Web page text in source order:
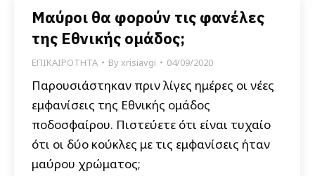
Μαύροι θα φορούν τις φανέλες
της Εθνικής ομάδος;
ΕΠΙΚΑΙΡΟΤΗΤΑ Byxrisiavgi 04/09/2020
Παρουσιάστηκαν πριν λίγες ημέρες οι νέες
εμφανίσεις της Εθνικής ομάδος
ποδοσφαίρου. Πιστεύετε ότι είναι τυχαίο
ότι οι δύο κούκλες με τις εμφανίσεις ήταν
μαύρου χρώματος;